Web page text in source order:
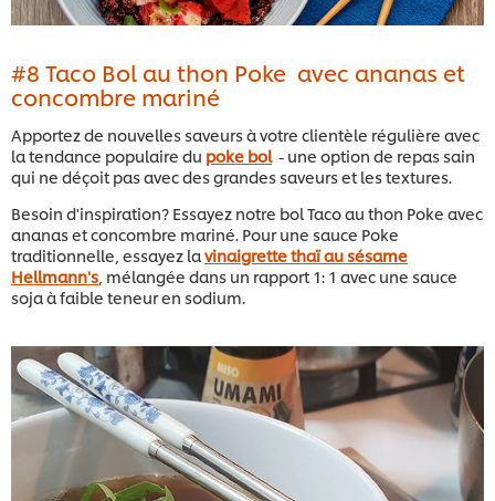
#8 Taco Bol au thon Poke avec ananas et
concombre mariné
Apportez de nouvelles saveurs à votre clientèle régulière avec
la tendance populaire du poke bol- une option de repas sain
qui ne déçoit pas avec des grandes saveurs et les textures.
Besoin d'inspiration? Essayez notre bol Taco au thon Poke avec
ananas et concombre mariné. Pour une sauce Poke
traditionnelle, essayez lavinaigrette thaï au sésame
Hellmann's , mélangée dans un rapport 1: 1 avec une sauce
soja à faible teneur en sodium.